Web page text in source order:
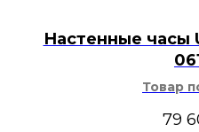
Настенные часы
Товар
79